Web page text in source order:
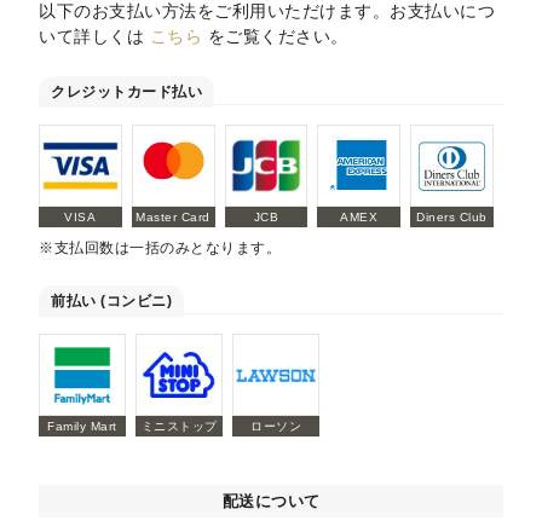
以下のお支払い方法をご利用いただけます。お支払いにつ
いて詳しくは こちら をご覧ください。
クレジットカード払い
VISA Master Card JCB AMEX Diners Club
※支払回数は一括のみとなります。
前払い (コンビニ)
Family Mart ミニストップ ローソン
配送について